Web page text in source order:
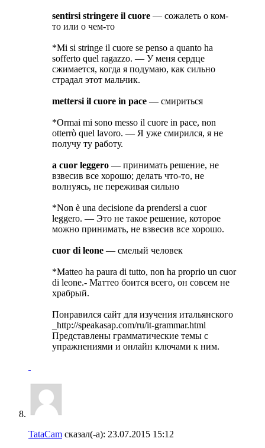
sentirsi stringere il cuore — сожалеть о ком-
то или о чем-то
*Mi si stringe il cuore se penso a quanto ha
sofferto quel ragazzo. — У меня сердце
сжимается, когда я подумаю, как сильно
страдал этот мальчик.
mettersi il cuore in pace — смириться
*Ormai mi sono messo il cuore in pace, non
otterrò quel lavoro. — Я уже смирился, я не
получу ту работу.
a cuor leggero — принимать решение, не
взвесив все хорошо; делать что-то, не
волнуясь, не переживая сильно
*Non è una decisione da prendersi a cuor
leggero. — Это не такое решение, которое
можно принимать, не взвесив все хорошо.
cuor di leone — смелый человек
*Matteo ha paura di tutto, non ha proprio un cuor
di leone.- Маттео боится всего, он совсем не
храбрый.
Понравился сайт для изучения итальянского
_http://speakasap.com/ru/it-grammar.html
Представлены грамматические темы с
упражнениями и онлайн ключами к ним.
TataCam сказал(-а): 23.07.2015 15:12